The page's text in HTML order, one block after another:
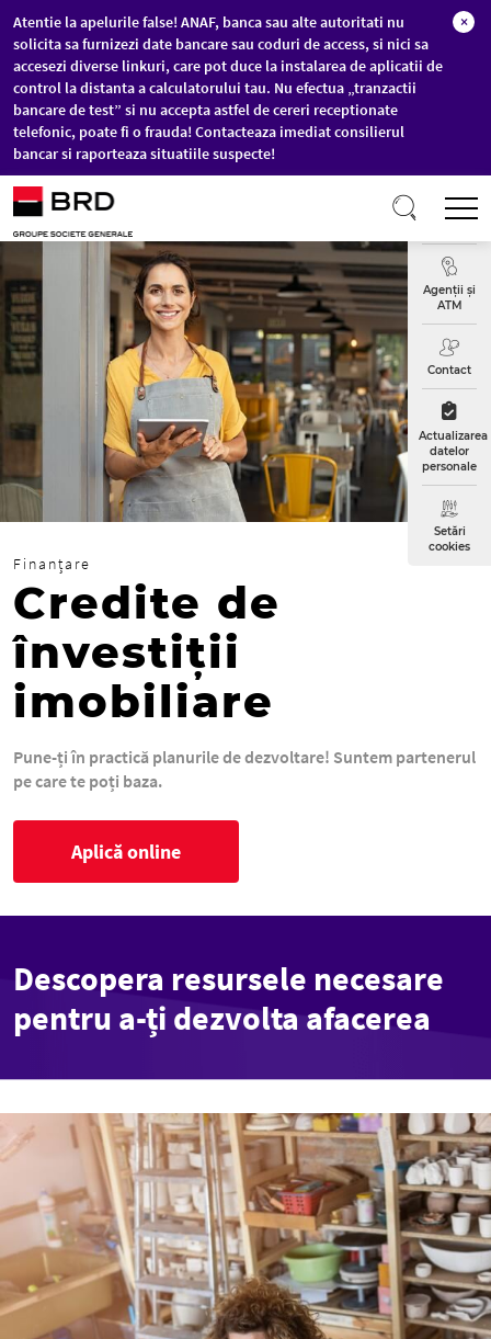
Sari la conținutul principal
Atentie la apelurile false! ANAF, banca sau alte autoritati nu
solicita sa furnizezi date bancare sau coduri de access, si nici sa
accesezi diverse linkuri, care pot duce la instalarea de aplicatii de
control la distanta a calculatorului tau. Nu efectua „tranzactii
bancare de test” si nu accepta astfel de cereri receptionate
telefonic, poate fi o frauda! Contacteaza imediat consilierul
bancar si raporteaza situatiile suspecte!
×
Curs
Agenții și
ATM
Contact
Actualizarea
datelor
personale
Setări
cookies
Finanțare
Credite de
învestiții
imobiliare
Pune-ți în practică planurile de dezvoltare! Suntem partenerul
pe care te poți baza.
Aplică online
Descopera resursele necesare
pentru a-ți dezvolta afacerea